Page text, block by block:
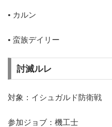
• カルン
• 蛮族デイリー
討滅ルレ
対象：イシュガルド防衛戦
参加ジョブ：機工士